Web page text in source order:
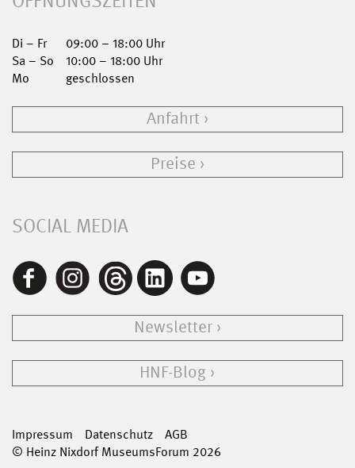
Di – Fr
09:00 – 18:00 Uhr
Sa – So
10:00 – 18:00 Uhr
Mo
geschlossen
Anfahrt
Preise
SOCIAL MEDIA
Newsletter
HNF-Blog
Impressum Datenschutz
AGB
© Heinz Nixdorf MuseumsForum 2026